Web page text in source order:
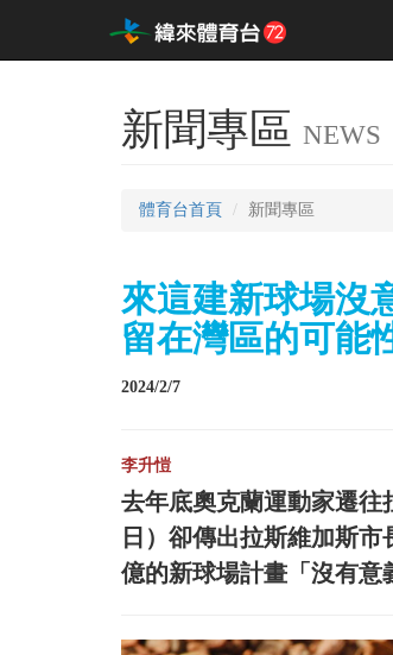
新聞專區 NEWS
體育台首頁 新聞專區
來這建新球場沒
留在灣區的可能
2024/2/7
李升愷
去年底奧克蘭運動家遷
日）卻傳出拉斯維加斯
億的新球場計畫「沒有意